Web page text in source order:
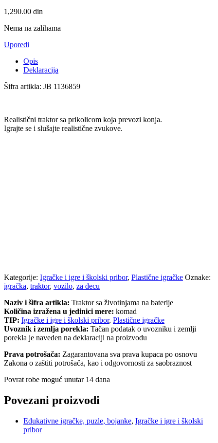
1,290.00 din
Nema na zalihama
Uporedi
Opis
Deklaracija
Šifra artikla: JB 1136859
Realistični traktor sa prikolicom koja prevozi konja.
Igrajte se i slušajte realistične zvukove.
Kategorije: Igračke i igre i školski pribor, Plastične igračke Oznake:
igračka, traktor, vozilo, za decu
Naziv i šifra artikla: Traktor sa životinjama na baterije
Količina izražena u jedinici mere: komad
TIP: Igračke i igre i školski pribor, Plastične igračke
Uvoznik i zemlja porekla: Tačan podatak o uvozniku i zemlji
porekla je naveden na deklaraciji na proizvodu
Prava potrošača: Zagarantovana sva prava kupaca po osnovu
Zakona o zaštiti potrošača, kao i odgovornosti za saobraznost
Povrat robe moguć unutar 14 dana
Povezani proizvodi
Edukativne igračke, puzle, bojanke, Igračke i igre i školski
pribor